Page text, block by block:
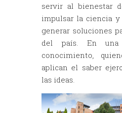
servir al bienestar
impulsar la ciencia
generar soluciones
del país. En una
conocimiento,
aplican el saber
las ideas.